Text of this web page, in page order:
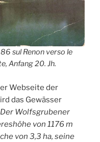
sul Renon verso le
Anfang 20. Jh.
Webseite der
das Gewässer
Wolfsgrubener
von 1176 m
von 3,3 ha, seine